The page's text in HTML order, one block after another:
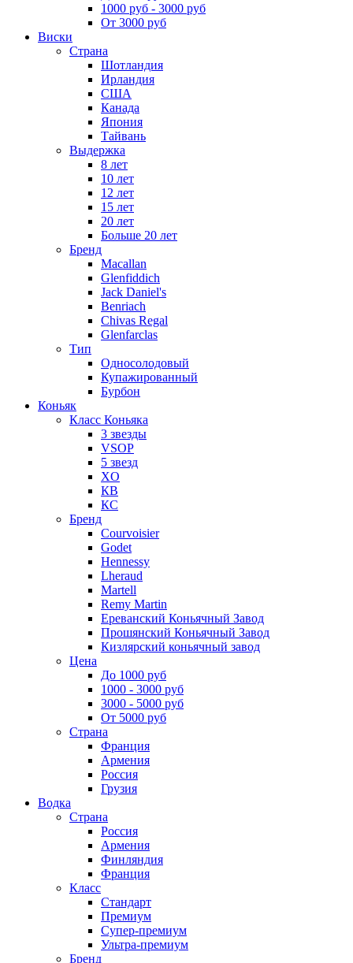
1000 руб - 3000 руб
От 3000 руб
Виски
Страна
Шотландия
Ирландия
США
Канада
Япония
Тайвань
Выдержка
8 лет
10 лет
12 лет
15 лет
20 лет
Больше 20 лет
Бренд
Macallan
Glenfiddich
Jack Daniel's
Benriach
Chivas Regal
Glenfarclas
Тип
Односолодовый
Купажированный
Бурбон
Коньяк
Класс Коньяка
3 звезды
VSOP
5 звезд
XO
КВ
КС
Бренд
Courvoisier
Godet
Hennessy
Lheraud
Martell
Remy Martin
Ереванский Коньячный Завод
Прошянский Коньячный Завод
Кизлярский коньячный завод
Цена
До 1000 руб
1000 - 3000 руб
3000 - 5000 руб
От 5000 руб
Страна
Франция
Армения
Россия
Грузия
Водка
Страна
Россия
Армения
Финляндия
Франция
Класс
Стандарт
Премиум
Супер-премиум
Ультра-премиум
Бренд